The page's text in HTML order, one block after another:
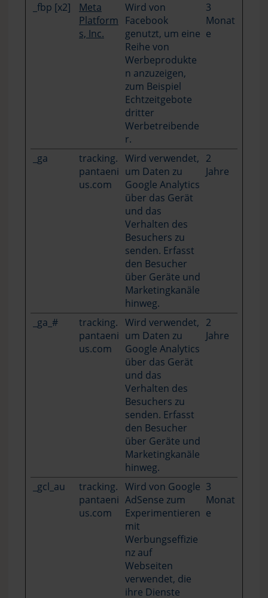
_fbp [x2]
Meta
Platform
s, Inc.
Wird von
Facebook
genutzt, um eine
Reihe von
Werbeprodukte
n anzuzeigen,
zum Beispiel
Echtzeitgebote
dritter
Werbetreibende
r.
3
Monat
e
_ga
tracking.
pantaeni
us.com
Wird verwendet,
um Daten zu
Google Analytics
über das Gerät
und das
Verhalten des
Besuchers zu
senden. Erfasst
den Besucher
über Geräte und
Marketingkanäle
hinweg.
2
Jahre
_ga_#
tracking.
pantaeni
us.com
Wird verwendet,
um Daten zu
Google Analytics
über das Gerät
und das
Verhalten des
Besuchers zu
senden. Erfasst
den Besucher
über Geräte und
Marketingkanäle
hinweg.
2
Jahre
_gcl_au
tracking.
pantaeni
us.com
Wird von Google
AdSense zum
Experimentieren
mit
Werbungseffizie
nz auf
Webseiten
verwendet, die
ihre Dienste
3
Monat
e